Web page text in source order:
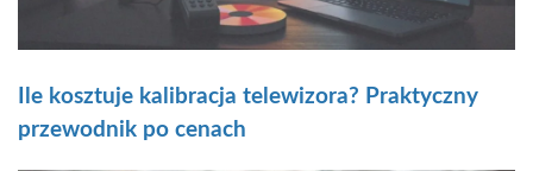
Ile kosztuje kalibracja telewizora? Praktyczny
przewodnik po cenach